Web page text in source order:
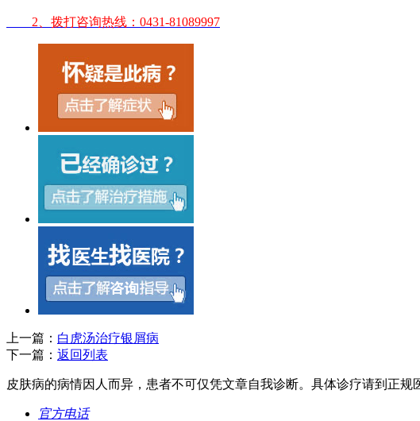
2、拨打咨询热线：0431-81089997
上一篇： 白虎汤治疗银屑病
下一篇： 返回列表
皮肤病的病情因人而异，患者不可仅凭文章自我诊断。具体诊疗请到正
官方电话